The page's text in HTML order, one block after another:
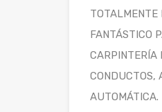
TOTALMENTE
FANTÁSTICO
CARPINTERÍA
CONDUCTOS,
AUTOMÁTICA.